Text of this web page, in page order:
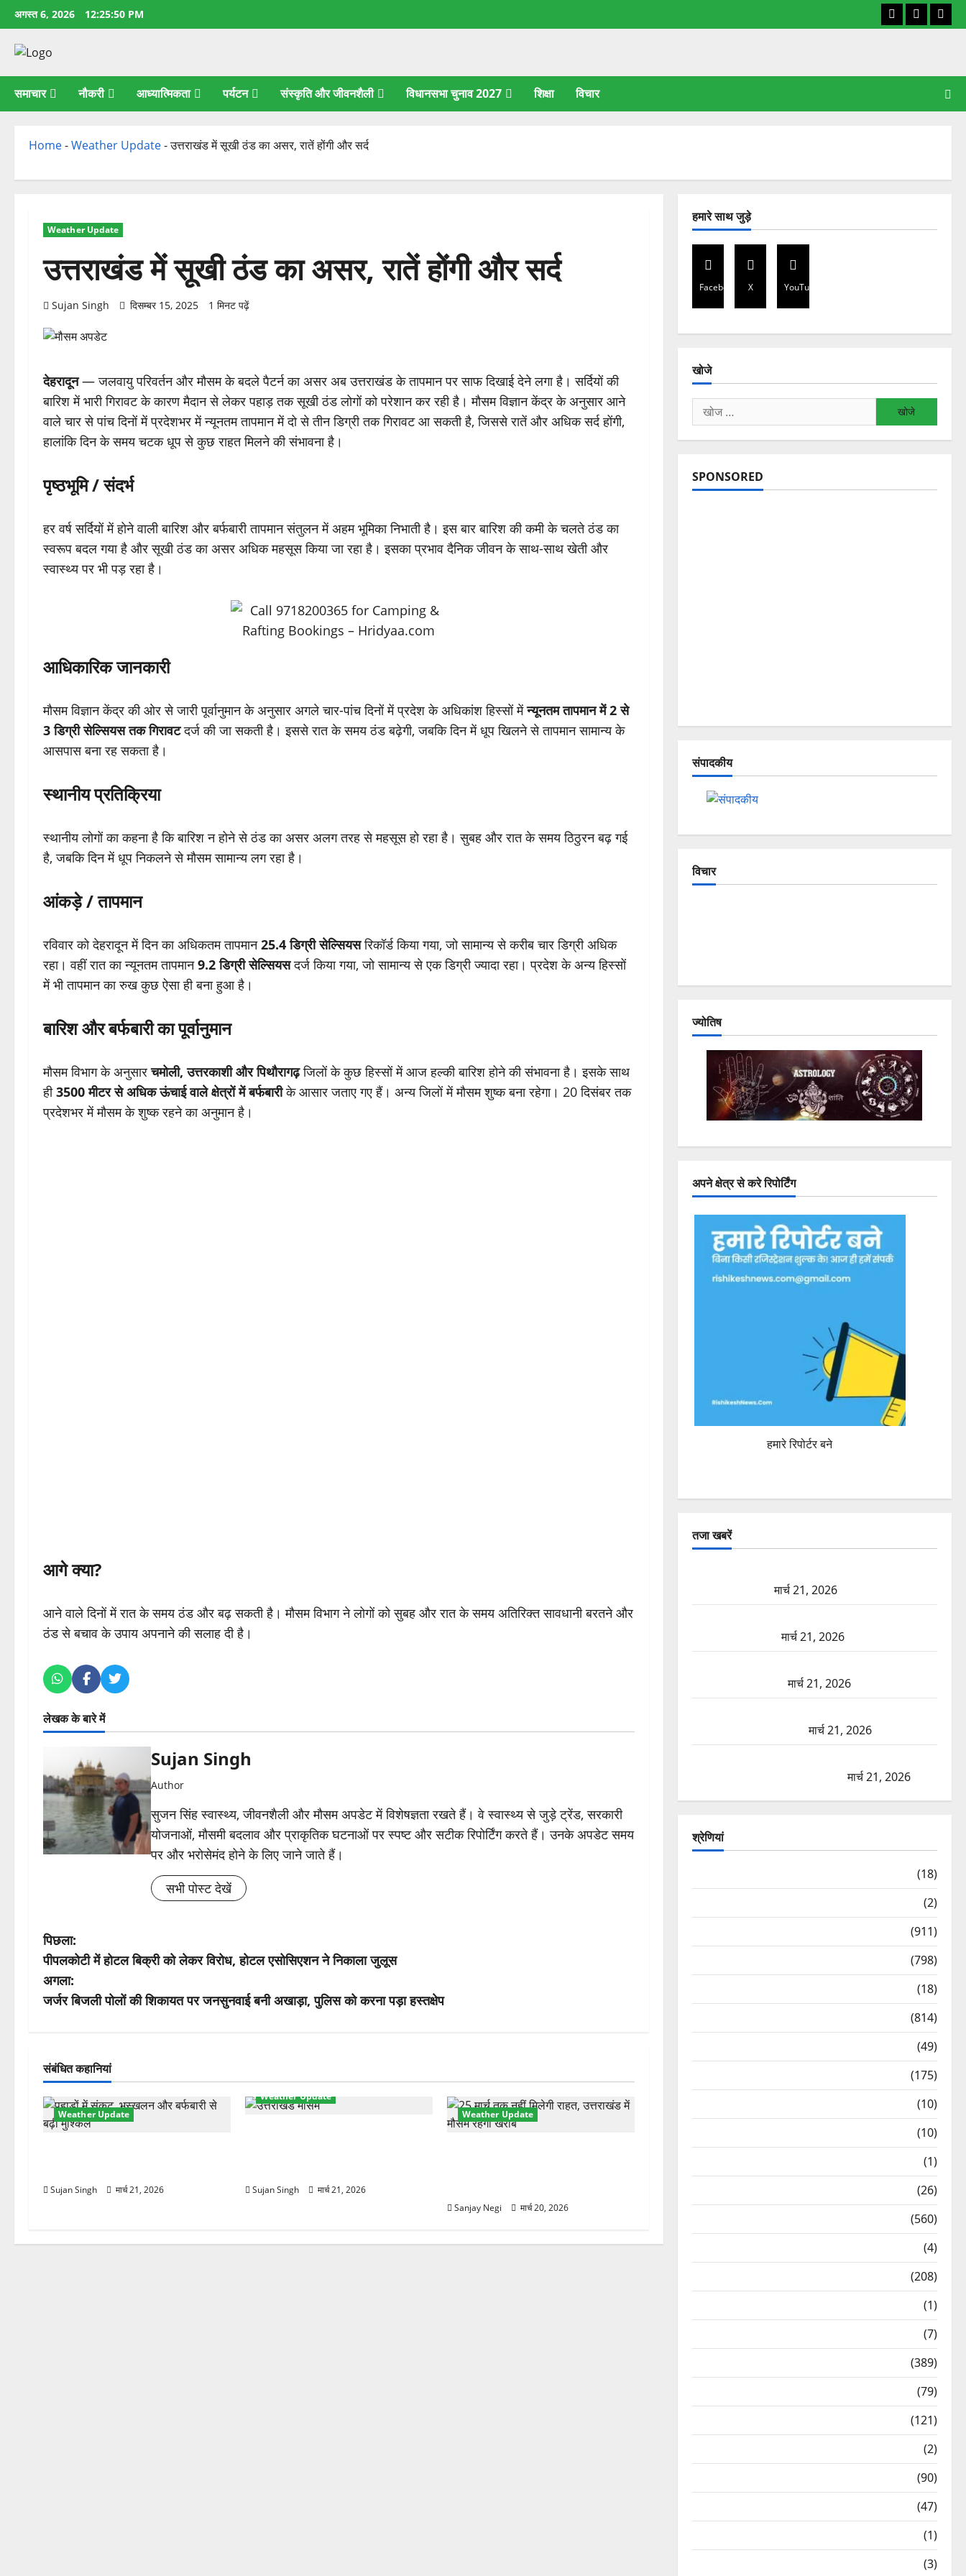
छोड़कर
सामग्री
अगस्त 6, 2026 12:25:51 PM Facebook
X
समाचार नौकरी आध्यात्मिकता पर्यटन संस्कृति और जीवनशैली विधानसभा चुनाव 2027 शिक्षा विचार
Home-Weather Update-उत्तराखंड में सूखी ठंड का असर, रातें होंगी और सर्द
Weather Update
उत्तराखंड में सूखी ठंड का असर, रातें होंगी और सर्द
Sujan Singh दिसम्बर 15, 2025 1 मिनट पढ़ें
देहरादून— जलवायु परिवर्तन और मौसम के बदले पैटर्न का असर अब उत्तराखंड के तापमान पर साफ दिखाई देने लगा है। सर्दियों की
बारिश में भारी गिरावट के कारण मैदान से लेकर पहाड़ तक सूखी ठंड लोगों को परेशान कर रही है। मौसम विज्ञान केंद्र के अनुसार आने
वाले चार से पांच दिनों में प्रदेशभर में न्यूनतम तापमान में दो से तीन डिग्री तक गिरावट आ सकती है, जिससे रातें और अधिक सर्द होंगी,
हालांकि दिन के समय चटक धूप से कुछ राहत मिलने की संभावना है।
पृष्ठभूमि / संदर्भ
हर वर्ष सर्दियों में होने वाली बारिश और बर्फबारी तापमान संतुलन में अहम भूमिका निभाती है। इस बार बारिश की कमी के चलते ठंड का
स्वरूप बदल गया है और सूखी ठंड का असर अधिक महसूस किया जा रहा है। इसका प्रभाव दैनिक जीवन के साथ-साथ खेती और
स्वास्थ्य पर भी पड़ रहा है।
आधिकारिक जानकारी
मौसम विज्ञान केंद्र की ओर से जारी पूर्वानुमान के अनुसार अगले चार-पांच दिनों में प्रदेश के अधिकांश हिस्सों मेंन्यूनतम तापमान में 2 से
3 डिग्री सेल्सियस तक गिरावटदर्ज की जा सकती है। इससे रात के समय ठंड बढ़ेगी, जबकि दिन में धूप खिलने से तापमान सामान्य के
आसपास बना रह सकता है।
स्थानीय प्रतिक्रिया
स्थानीय लोगों का कहना है कि बारिश न होने से ठंड का असर अलग तरह से महसूस हो रहा है। सुबह और रात के समय ठिठुरन बढ़ गई
है, जबकि दिन में धूप निकलने से मौसम सामान्य लग रहा है।
आंकड़े / तापमान
रविवार को देहरादून में दिन का अधिकतम तापमान25.4 डिग्री सेल्सियसरिकॉर्ड किया गया, जो सामान्य से करीब चार डिग्री अधिक
रहा। वहीं रात का न्यूनतम तापमान9.2 डिग्री सेल्सियसदर्ज किया गया, जो सामान्य से एक डिग्री ज्यादा रहा। प्रदेश के अन्य हिस्सों
में भी तापमान का रुख कुछ ऐसा ही बना हुआ है।
बारिश और बर्फबारी का पूर्वानुमान
मौसम विभाग के अनुसारचमोली, उत्तरकाशी और पिथौरागढ़जिलों के कुछ हिस्सों में आज हल्की बारिश होने की संभावना है। इसके साथ
ही3500 मीटर से अधिक ऊंचाई वाले क्षेत्रों में बर्फबारीके आसार जताए गए हैं। अन्य जिलों में मौसम शुष्क बना रहेगा। 20 दिसंबर तक
प्रदेशभर में मौसम के शुष्क रहने का अनुमान है।
आगे क्या?
आने वाले दिनों में रात के समय ठंड और बढ़ सकती है। मौसम विभाग ने लोगों को सुबह और रात के समय अतिरिक्त सावधानी बरतने और
ठंड से बचाव के उपाय अपनाने की सलाह दी है।
लेखक के बारे में
Sujan Singh
Author
सुजन सिंह स्वास्थ्य, जीवनशैली और मौसम अपडेट में विशेषज्ञता रखते हैं। वे स्वास्थ्य से जुड़े ट्रेंड, सरकारी
योजनाओं, मौसमी बदलाव और प्राकृतिक घटनाओं पर स्पष्ट और सटीक रिपोर्टिंग करते हैं। उनके अपडेट समय
पर और भरोसेमंद होने के लिए जाने जाते हैं।
सभी पोस्ट देखें
पो
स्ट
ने
गे
श
न
पिछला:
पीपलकोटी में होटल बिक्री को लेकर विरोध, होटल एसोसिएशन ने निकाला जुलूस
अगला:
जर्जर बिजली पोलों की शिकायत पर जनसुनवाई बनी अखाड़ा, पुलिस को करना पड़ा हस्तक्षेप
संबंधित कहानियां
Weather Update
Sujan Singh मार्च 21, 2026
Weather Update
Sujan Singh मार्च 21, 2026
Weather Update
Sanjay Negi मार्च 20, 2026
हमारे साथ जुड़े
Facebook X YouTube
खोजे
निम्न
को
खोजें:
SPONSORED
संपादकीय
विचार
ज्योतिष
अपने क्षेत्र से करे रिपोर्टिंग
हमारे रिपोर्टर बने
तजा खबरें
मार्च 21, 2026
मार्च 21, 2026
मार्च 21, 2026
मार्च 21, 2026
मार्च 21, 2026
श्रेणियां
(18)
(2)
(911)
(798)
(18)
(814)
(49)
(175)
(10)
(10)
(1)
(26)
(560)
(4)
(208)
(1)
(7)
(389)
(79)
(121)
(2)
(90)
(47)
(1)
(3)